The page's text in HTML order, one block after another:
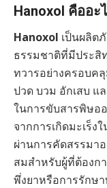
Hanoxol คืออะ
Hanoxol เป็นผลิต
ธรรมชาติที่มีประสิ
ทวารอย่างครอบค
ปวด บวม อักเสบ แ
ในการขับสารพิษอ
จากการเกิดมะเร็
ผ่านการคัดสรรมาอ
สมสำหรับผู้ที่ต้องก
พึ่งยาหรือการรักษ